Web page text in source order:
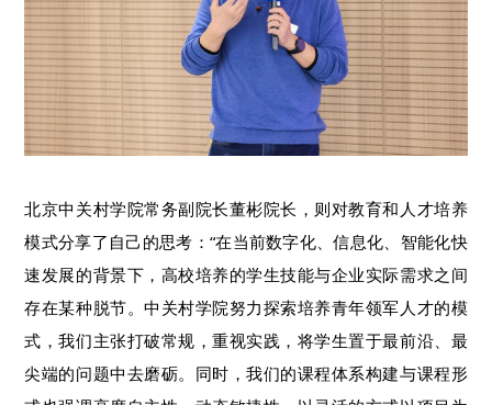
北京中关村学院常务副院长董彬院长，则对教育和人才培养
模式分享了自己的思考：“在当前数字化、信息化、智能化快
速发展的背景下，高校培养的学生技能与企业实际需求之间
存在某种脱节。中关村学院努力探索培养青年领军人才的模
式，我们主张打破常规，重视实践，将学生置于最前沿、最
尖端的问题中去磨砺。同时，我们的课程体系构建与课程形